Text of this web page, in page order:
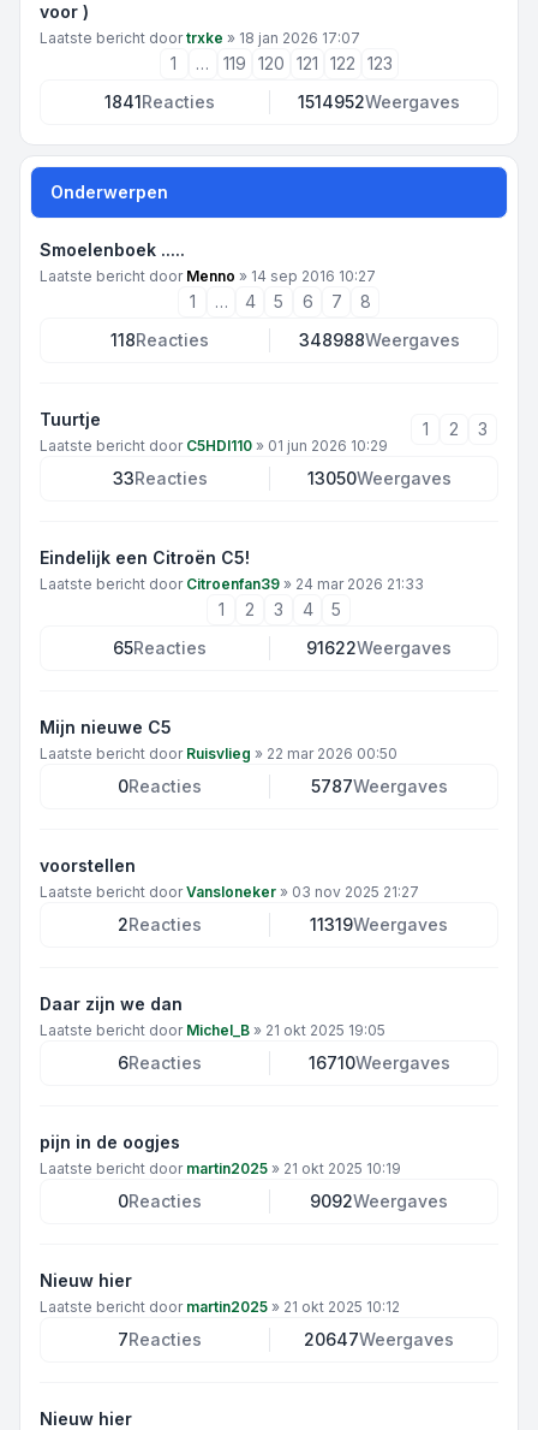
voor )
Laatste bericht doortrxke » 18 jan 2026 17:07
1 … 119 120 121 122
123
1841Reacties 1514952Weergaves
Onderwerpen
Smoelenboek .....
Laatste bericht door Menno » 14 sep 2016 10:27
1 … 4 5 6 7
8
118Reacties 348988Weergaves
Tuurtje
Laatste bericht door C5HDI110 » 01 jun 2026 10:29
1 2 3
33Reacties 13050Weergaves
Eindelijk een Citroën C5!
Laatste bericht door Citroenfan39 » 24 mar 2026 21:33
1 2 3 4
5
65Reacties 91622Weergaves
Mijn nieuwe C5
Laatste bericht door Ruisvlieg » 22 mar 2026 00:50
0Reacties 5787Weergaves
voorstellen
Laatste bericht doorVansloneker » 03 nov 2025 21:27
2Reacties 11319Weergaves
Daar zijn we dan
Laatste bericht door Michel_B » 21 okt 2025 19:05
6Reacties 16710Weergaves
pijn in de oogjes
Laatste bericht door martin2025 » 21 okt 2025 10:19
0Reacties 9092Weergaves
Nieuw hier
Laatste bericht door martin2025 » 21 okt 2025 10:12
7Reacties 20647Weergaves
Nieuw hier